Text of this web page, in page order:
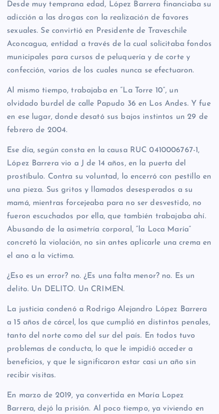
Desde muy temprana edad, López Barrera financiaba su
adicción a las drogas con la realización de favores
sexuales. Se convirtió en Presidente de Traveschile
Aconcagua, entidad a través de la cual solicitaba fondos
municipales para cursos de peluquería y de corte y
confección, varios de los cuales nunca se efectuaron.
Al mismo tiempo, trabajaba en “La Torre 10”, un
olvidado burdel de calle Papudo 36 en Los Andes. Y fue
en ese lugar, donde desató sus bajos instintos un 29 de
febrero de 2004.
Ese día, según consta en la causa RUC 0410006767-1,
López Barrera vio a J de 14 años, en la puerta del
prostíbulo. Contra su voluntad, lo encerró con pestillo en
una pieza. Sus gritos y llamados desesperados a su
mamá, mientras forcejeaba para no ser desvestido, no
fueron escuchados por ella, que también trabajaba ahí.
Abusando de la asimetría corporal, “la Loca María”
concretó la violación, no sin antes aplicarle una crema en
el ano a la víctima.
¿Eso es un error? no. ¿Es una falta menor? no. Es un
delito. Un DELITO. Un CRIMEN.
La justicia condenó a Rodrigo Alejandro López Barrera
a 15 años de cárcel, los que cumplió en distintos penales,
tanto del norte como del sur del país. En todos tuvo
problemas de conducta, lo que le impidió acceder a
beneficios, y que le significaron estar casi un año sin
recibir visitas.
En marzo de 2019, ya convertida en María Lopez
Barrera, dejó la prisión. Al poco tiempo, ya viviendo en